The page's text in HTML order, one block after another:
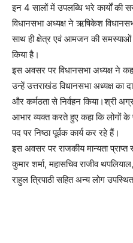
इन 4 सालों में उपलब्धि भरे कार्यों की
विधानसभा अध्यक्ष ने ऋषिकेश
साथ ही क्षेत्र एवं आमजन की समस्याओं
किया है।
इस अवसर पर विधानसभा अध्यक्ष ने
उन्हें उत्तराखंड विधानसभा अध्यक्ष का
और कर्मठता से निर्वहन किया।श्री
आभार व्यक्त करते हुए कहा कि लोगों
पद पर निष्ठा पूर्वक कार्य कर रहे हैं।
इस अवसर पर राजकीय मान्यता
कुमार शर्मा, महासचिव राजीव
राहुल त्रिपाठी सहित अन्य लोग